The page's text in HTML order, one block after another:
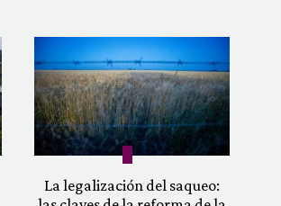
La legalización del saqueo: